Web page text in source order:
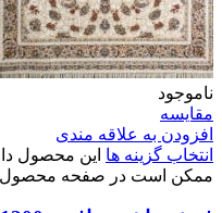
ناموجود
مقایسه
افزودن به علاقه مندی
انتخاب گزینه ها این محصول
ممکن است در صفحه محصول